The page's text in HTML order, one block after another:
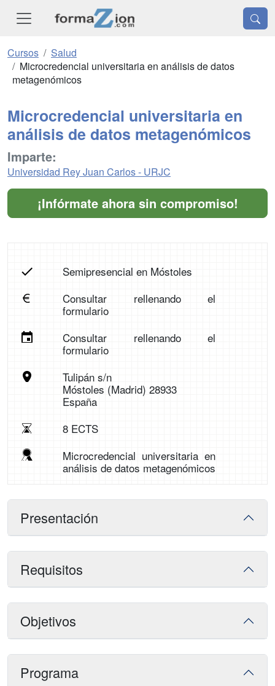
Cursos
Salud
Microcredencial universitaria en análisis de datos
metagenómicos
Microcredencial universitaria en
análisis de datos metagenómicos
Imparte:
Universidad Rey Juan Carlos - URJC
¡Infórmate ahora sin compromiso!
Semipresencial en Móstoles
Consultar rellenando el
formulario
Consultar rellenando el
formulario
Tulipán s/n
Móstoles (Madrid) 28933
España
8 ECTS
Microcredencial universitaria en
análisis de datos metagenómicos
Presentación
Requisitos
Objetivos
Programa